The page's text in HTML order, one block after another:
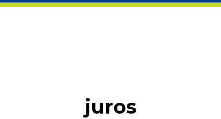
juros